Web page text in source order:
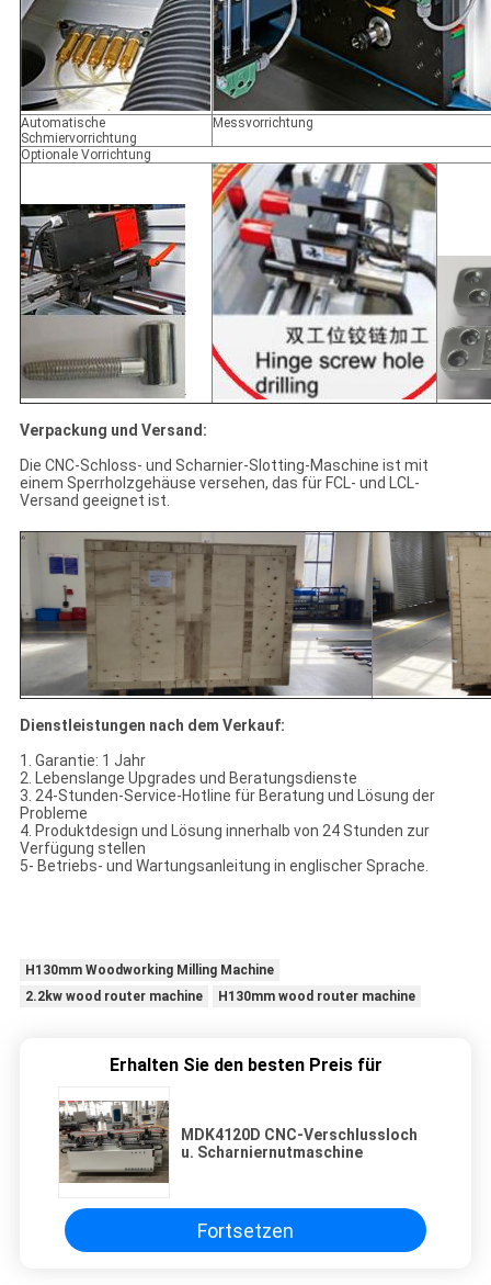
Automatische
Schmiervorrichtung
Messvorrichtung
Optionale Vorrichtung
Verpackung und Versand:
Die CNC-Schloss- und Scharnier-Slotting-Maschine ist mit
einem Sperrholzgehäuse versehen, das für FCL- und LCL-
Versand geeignet ist.
Dienstleistungen nach dem Verkauf:
1. Garantie: 1 Jahr
2. Lebenslange Upgrades und Beratungsdienste
3. 24-Stunden-Service-Hotline für Beratung und Lösung der
Probleme
4. Produktdesign und Lösung innerhalb von 24 Stunden zur
Verfügung stellen
5- Betriebs- und Wartungsanleitung in englischer Sprache.
H130mm Woodworking Milling Machine
2.2kw wood router machine
H130mm wood router machine
Erhalten Sie den besten Preis für
MDK4120D CNC-Verschlussloch
u. Scharniernutmaschine
Fortsetzen